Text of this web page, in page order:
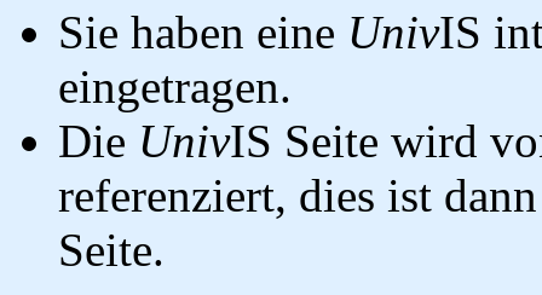
Sie haben eine UnivIS
eingetragen.
Die UnivIS Seite wird
referenziert, dies ist
Seite.